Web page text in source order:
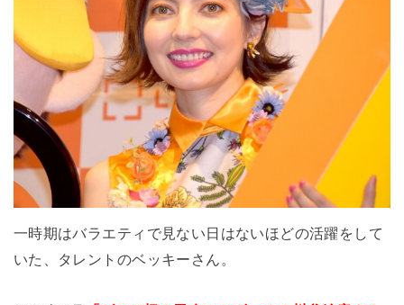
一時期はバラエティで見ない日はないほどの活躍をして
いた、タレントのベッキーさん。